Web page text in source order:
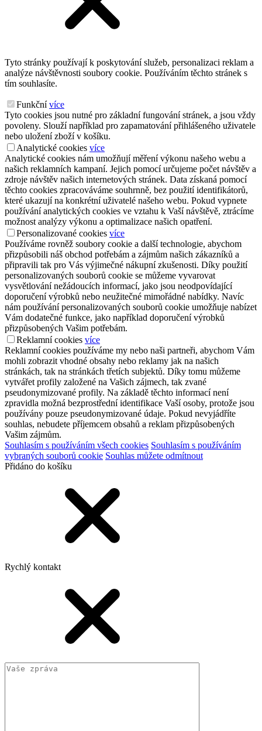
Tyto stránky používají k poskytování služeb, personalizaci reklam a
analýze návštěvnosti soubory cookie. Používáním těchto stránek s
tím souhlasíte.
Funkční více
Tyto cookies jsou nutné pro základní fungování stránek, a jsou vždy
povoleny. Slouží například pro zapamatování přihlášeného uživatele
nebo uložení zboží v košíku.
Analytické cookies více
Analytické cookies nám umožňují měření výkonu našeho webu a
našich reklamních kampaní. Jejich pomocí určujeme počet návštěv a
zdroje návštěv našich internetových stránek. Data získaná pomocí
těchto cookies zpracováváme souhrnně, bez použití identifikátorů,
které ukazují na konkrétní uživatelé našeho webu. Pokud vypnete
používání analytických cookies ve vztahu k Vaší návštěvě, ztrácíme
možnost analýzy výkonu a optimalizace našich opatření.
Personalizované cookies více
Používáme rovněž soubory cookie a další technologie, abychom
přizpůsobili náš obchod potřebám a zájmům našich zákazníků a
připravili tak pro Vás výjimečné nákupní zkušenosti. Díky použití
personalizovaných souborů cookie se můžeme vyvarovat
vysvětlování nežádoucích informací, jako jsou neodpovídající
doporučení výrobků nebo neužitečné mimořádné nabídky. Navíc
nám používání personalizovaných souborů cookie umožňuje nabízet
Vám dodatečné funkce, jako například doporučení výrobků
přizpůsobených Vašim potřebám.
Reklamní cookies více
Reklamní cookies používáme my nebo naši partneři, abychom Vám
mohli zobrazit vhodné obsahy nebo reklamy jak na našich
stránkách, tak na stránkách třetích subjektů. Díky tomu můžeme
vytvářet profily založené na Vašich zájmech, tak zvané
pseudonymizované profily. Na základě těchto informací není
zpravidla možná bezprostřední identifikace Vaší osoby, protože jsou
používány pouze pseudonymizované údaje. Pokud nevyjádříte
souhlas, nebudete příjemcem obsahů a reklam přizpůsobených
Vašim zájmům.
Souhlasím s používáním všech cookies Souhlasím s používáním
vybraných souborů cookie Souhlas můžete odmítnout
Přidáno do košíku
Rychlý kontakt